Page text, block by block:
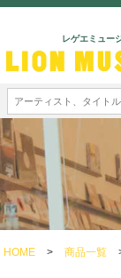
レゲエミュー
HOME > 商品一覧